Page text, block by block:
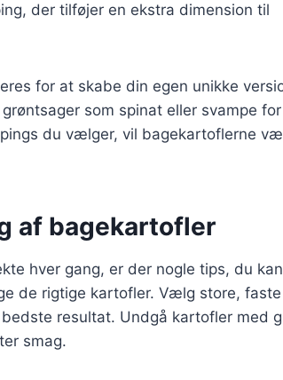
der tilføjer en ekstra dimension til
for at skabe din egen unikke
som spinat eller svampe
du vælger, vil bagekartoflerne
af bagekartofler
hver gang, er der nogle tips, du kan
de rigtige kartofler. Vælg store, faste
resultat. Undgå kartofler med
smag.